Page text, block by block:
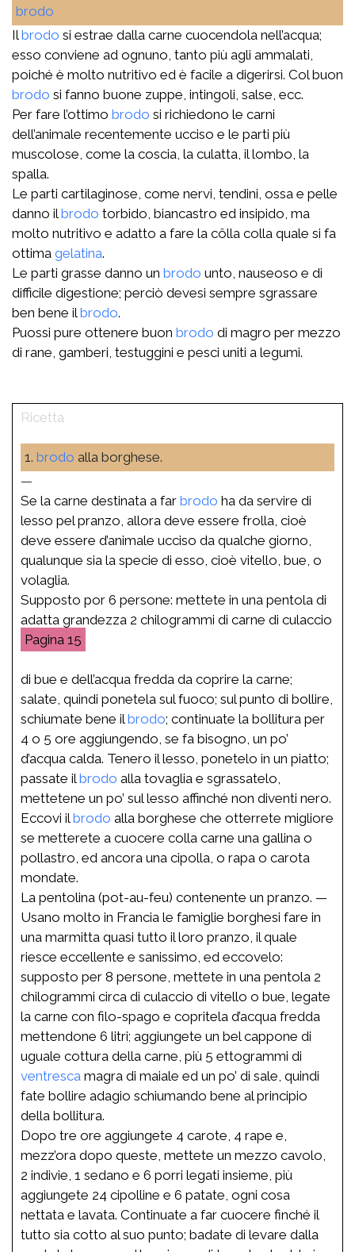
brodo
Ilbrodo si estrae dalla carne cuocendola nell’acqua;
esso conviene ad ognuno, tanto più agli ammalati,
poiché è molto nutritivo ed è facile a digerirsi. Col buon
brodo si fanno buone zuppe, intingoli, salse, ecc.
Per fare l’ottimo brodo si richiedono le carni
dell’animale recentemente ucciso e le parti più
muscolose, come la coscia, la culatta, il lombo, la
spalla.
Le parti cartilaginose, come nervi, tendini, ossa e pelle
danno ilbrodo torbido, biancastro ed insipido, ma
molto nutritivo e adatto a fare la côlla colla quale si fa
ottima gelatina.
Le parti grasse danno un brodo unto, nauseoso e di
difficile digestione; perciò devesi sempre sgrassare
ben bene ilbrodo.
Puossi pure ottenere buon brodo di magro per mezzo
di rane, gamberi, testuggini e pesci uniti a legumi.
1. brodo alla borghese.
—
Se la carne destinata a far brodo ha da servire di
lesso pel pranzo, allora deve essere frolla, cioè
deve essere d’animale ucciso da qualche giorno,
qualunque sia la specie di esso, cioè vitello, bue, o
volaglia.
Supposto por 6 persone: mettete in una pentola di
adatta grandezza 2 chilogrammi di carne di culaccio
15
di bue e dell’acqua fredda da coprire la carne;
salate, quindi ponetela sul fuoco; sul punto di bollire,
schiumate bene ilbrodo; continuate la bollitura per
4 o 5 ore aggiungendo, se fa bisogno, un po’
d’acqua calda. Tenero il lesso, ponetelo in un piatto;
passate ilbrodo alla tovaglia e sgrassatelo,
mettetene un po’ sul lesso affinché non diventi nero.
Eccovi ilbrodo alla borghese che otterrete migliore
se metterete a cuocere colla carne una gallina o
pollastro, ed ancora una cipolla, o rapa o carota
mondate.
La pentolina (pot-au-feu) contenente un pranzo. —
Usano molto in Francia le famiglie borghesi fare in
una marmitta quasi tutto il loro pranzo, il quale
riesce eccellente e sanissimo, ed eccovelo:
supposto per 8 persone, mettete in una pentola 2
chilogrammi circa di culaccio di vitello o bue, legate
la carne con filo-spago e copritela d’acqua fredda
mettendone 6 litri; aggiungete un bel cappone di
uguale cottura della carne, più 5 ettogrammi di
ventresca magra di maiale ed un po’ di sale, quindi
fate bollire adagio schiumando bene al principio
della bollitura.
Dopo tre ore aggiungete 4 carote, 4 rape e,
mezz’ora dopo queste, mettete un mezzo cavolo,
2 indivie, 1 sedano e 6 porri legati insieme, più
aggiungete 24 cipolline e 6 patate, ogni cosa
nettata e lavata. Continuate a far cuocere finché il
tutto sia cotto al suo punto; badate di levare dalla